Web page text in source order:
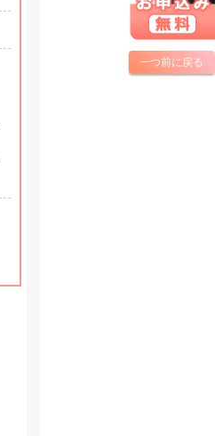
一つ前に戻る